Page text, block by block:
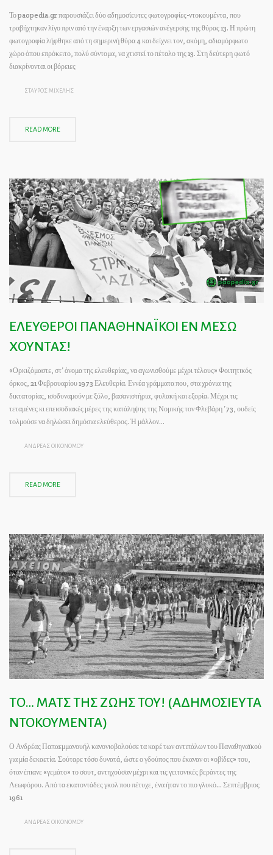
Το paopedia.gr παρουσιάζει δύο αδημοσίευτες φωτογραφίες-ντοκουμέντα, που
τραβήχτηκαν λίγο πριν από την έναρξη των εργασιών ανέγερσης της θύρας 13. Η πρώτη
φωτογραφία λήφθηκε από τη σημερινή θύρα 4 και δείχνει τον, ακόμη, αδιαμόρφωτο
χώρο όπου επρόκειτο, πολύ σύντομα, να χτιστεί το πέταλο της 13. Στη δεύτερη φωτό
διακρίνονται οι βόρειες
ΣΤΑΥΡΟΣ ΜΙΧΕΛΗΣ
READ MORE
ΕΛΕΥΘΕΡΟΙ ΠΑΝΑΘΗΝΑΪΚΟΙ ΕΝ ΜΕΣΩ
ΧΟΥΝΤΑΣ!
«Ορκιζόμαστε, στ’ όνομα της ελευθερίας, να αγωνισθούμε μέχρι τέλους» Φοιτητικός
όρκος, 21 Φεβρουαρίου 1973 Ελευθερία. Εννέα γράμματα που, στα χρόνια της
δικτατορίας, ισοδυναμούν με ξύλο, βασανιστήρια, φυλακή και εξορία. Μέχρι τις
τεταμένες κι επεισοδιακές μέρες της κατάληψης της Νομικής τον Φλεβάρη ’73, ουδείς
τολμούσε να δηλώσει δημόσια ελεύθερος. Ή μάλλον…
ΑΝΔΡΕΑΣ ΟΙΚΟΝΟΜΟΥ
READ MORE
TΟ… ΜΑΤΣ ΤΗΣ ΖΩΗΣ ΤΟΥ! (ΑΔΗΜΟΣΙΕΥΤΑ
ΝΤΟΚΟΥΜΕΝΤΑ)
Ο Ανδρέας Παπαεμμανουήλ κανονιοβολούσε τα καρέ των αντιπάλων του Παναθηναϊκού
για μία δεκαετία. Σούταρε τόσο δυνατά, ώστε ο γδούπος που έκαναν οι «οβίδες» του,
όταν έπιανε «γεμάτο» το σουτ, αντηχούσαν μέχρι και τις γειτονικές βεράντες της
Λεωφόρου. Από τα εκατοντάδες γκολ που πέτυχε, ένα ήταν το πιο γλυκό… Σεπτέμβριος
1961
ΑΝΔΡΕΑΣ ΟΙΚΟΝΟΜΟΥ